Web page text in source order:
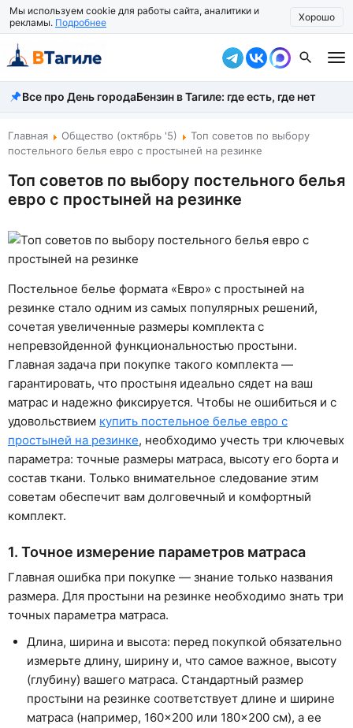
Мы используем cookie для работы сайта, аналитики и
рекламы. Подробнее Хорошо
Все новости
Происшествия
Власть
Жизнь
Экономика
Общество
Рассказать новость
Все про День городаБензин в Тагиле: где есть, где нет
Главная Общество (октябрь '5)
Топ советов по выбору
постельного белья евро с простыней на резинке
Топ советов по выбору постельного белья
евро с простыней на резинке
Постельное белье формата «Евро» с простыней на
резинке стало одним из самых популярных решений,
сочетая увеличенные размеры комплекта с
непревзойденной функциональностью простыни.
Главная задача при покупке такого комплекта —
гарантировать, что простыня идеально сядет на ваш
матрас и надежно фиксируется. Чтобы не ошибиться и с
удовольствием купить постельное белье евро с
простыней на резинке, необходимо учесть три ключевых
параметра: точные размеры матраса, высоту его борта и
состав ткани. Только внимательное следование этим
советам обеспечит вам долговечный и комфортный
комплект.
1. Точное измерение параметров матраса
Главная ошибка при покупке — знание только названия
размера. Для простыни на резинке необходимо знать три
точных параметра матраса.
Длина, ширина и высота: перед покупкой обязательно
измерьте длину, ширину и, что самое важное, высоту
(глубину) вашего матраса. Стандартный размер
простыни на резинке соответствует длине и ширине
матраса (например, 160×200 или 180×200 см), а ее